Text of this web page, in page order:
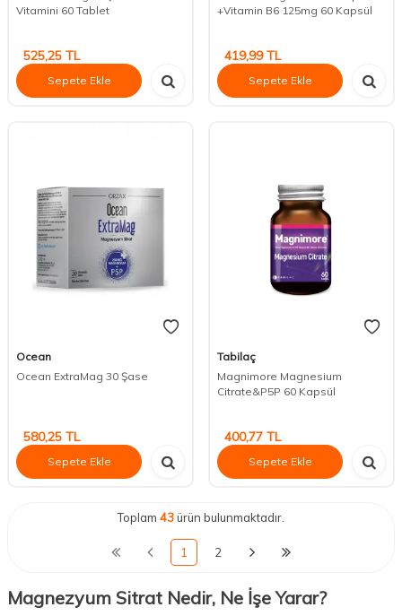
Vitamini 60 Tablet
525,25 TL
Sepete Ekle
+Vitamin B6 125mg 60 Kapsül
419,99TL
Sepete Ekle
Ocean
Ocean ExtraMag 30 Şase
580,25 TL
Sepete Ekle
Tabilaç
Magnimore Magnesium
Citrate&P5P 60 Kapsül
400,77 TL
Sepete Ekle
Toplam 43ürün bulunmaktadır.
1 2
Magnezyum Sitrat Nedir, Ne İşe Yarar?